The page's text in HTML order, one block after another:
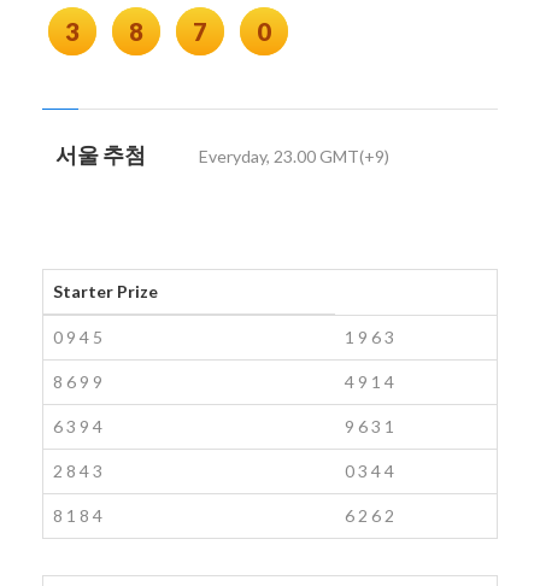
3 8 7 0
서울 추첨 Everyday, 23.00 GMT(+9)
Starter Prize
0 9 4 5 1 9 63
8 6 9 9 4 9 1 4
63 9 4 9 63 1
2 8 43 03 44
8 1 8 4 6 2 6 2